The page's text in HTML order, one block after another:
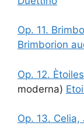
Op. 11.
Brimborion
Op. 12.
moderna)
Op. 13.